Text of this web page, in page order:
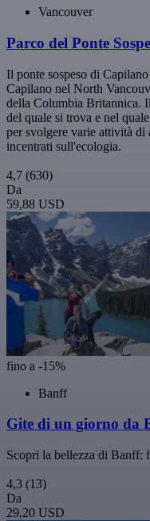
Vancouver
Parco del Ponte
Il ponte sospeso di
Capilano nel North
della Columbia Britannica.
del quale si trova e nel
per svolgere varie attività
incentrati sull'ecologia.
4,7 (630)
Da
59,88 USD
fino a -15%
Banff
Gite di un giorno da
Scopri la bellezza di Banff:
4,3 (13)
Da
29,20 USD